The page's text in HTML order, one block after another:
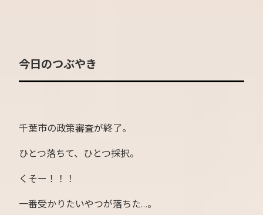
今日のつぶやき
千葉市の政策審査が終了。
ひとつ落ちて、ひとつ採択。
くそー！！！
一番受かりたいやつが落ちた…。